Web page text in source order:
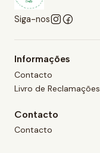
Siga-nos
Informações
Contacto
Livro de Reclamações
Contacto
Contacto